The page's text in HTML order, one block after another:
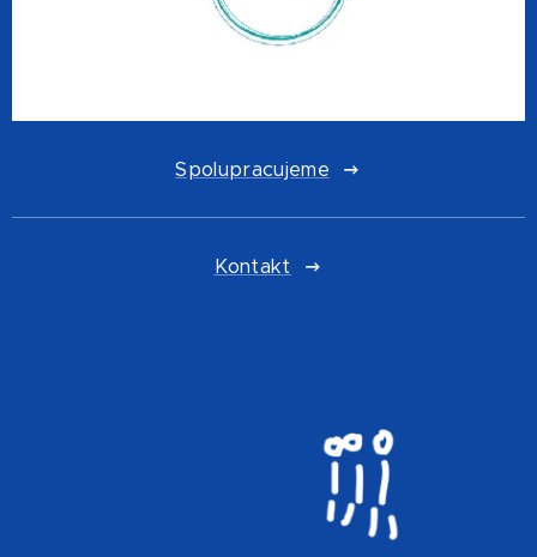
Spolupracujeme
Kontakt